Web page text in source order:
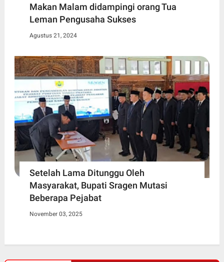
Makan Malam didampingi orang Tua
Leman Pengusaha Sukses
Agustus 21, 2024
Setelah Lama Ditunggu Oleh
Masyarakat, Bupati Sragen Mutasi
Beberapa Pejabat
November 03, 2025